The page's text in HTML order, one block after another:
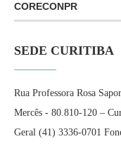
CORECONPR
SEDE CURITIBA
Rua Professora Rosa
Mercês - 80.810-120 –
Geral (41) 3336-0701